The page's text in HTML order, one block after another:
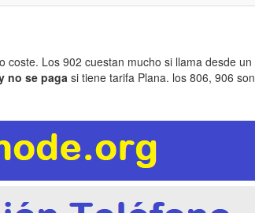
Los 902 cuestan mucho si llama desde un
no se paga si tiene tarifa Plana. los 806, 906 son